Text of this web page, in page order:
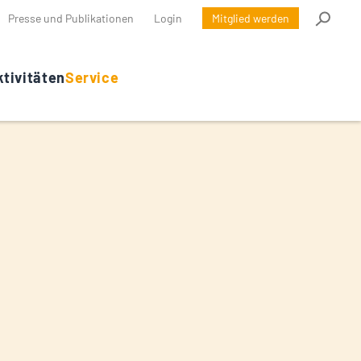
Presse und Publikationen Login Mitglied werden
Service